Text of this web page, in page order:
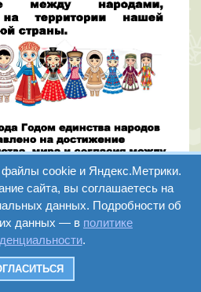
cookie и Яндекс.Метрики.
сайта, вы соглашаетесь на
данных. Подробности об
данных — в политике
.